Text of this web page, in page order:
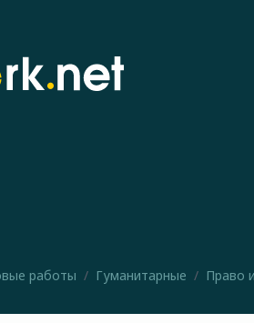
работы Гуманитарные Право